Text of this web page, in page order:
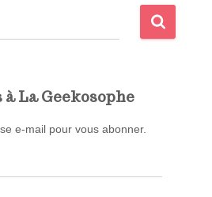
La Geekosophe
e-mail pour vous abonner.